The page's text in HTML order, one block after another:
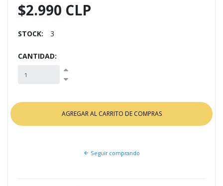
$2.990 CLP
STOCK: 3
CANTIDAD:
Seguir comprando